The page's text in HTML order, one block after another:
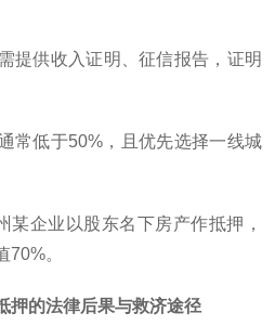
提供收入证明、征信报告，证明
常低于50%，且优先选择一线城
某企业以股东名下房产作抵押，
70%。
押的法律后果与救济途径